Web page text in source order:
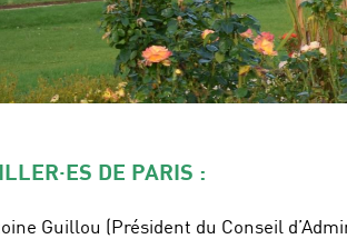
DE PARIS :
Guillou (Président du Conseil